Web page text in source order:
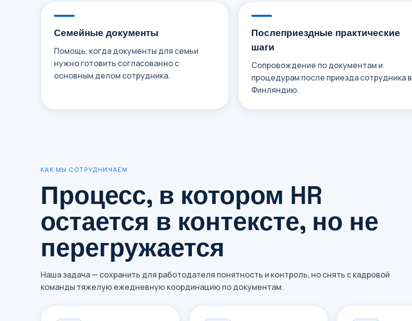
Семейные документы
Помощь, когда документы для семьи
нужно готовить согласованно с
основным делом сотрудника.
Послеприездные практические
шаги
Сопровождение по документам и
процедурам после приезда сотрудника в
Финляндию.
КАК МЫ СОТРУДНИЧАЕМ
Процесс, в котором HR
остается в контексте, но не
перегружается
Наша задача — сохранить для работодателя понятность и контроль, но снять с кадровой
команды тяжелую ежедневную координацию по документам.